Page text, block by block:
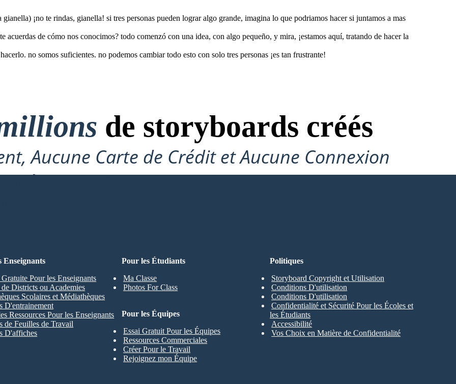
¡no te rindas, gianella! si tres personas pueden lograr algo grande, imagina lo que podriamos hacer si juntamos a mas
acuerdas de cómo nos conocimos? todo comenzó con una idea, con algo pequeño, y mira, ¡estamos aquí, tratando de hacer la
no somos suficientes. no podemos cambiar todo esto con solo tres personas ¡es tan frustrante!
de storyboards créés
Aucune Carte de Crédit et Aucune Connexion
Nécessaire Pour Essayer !
Pour les Étudiants
Ma Classe
Photos For Class
Enseignants
Pour les Enseignants
Districts ou Academies
Scolaires et Médiathèques
D'entrainement
Ressources Pour les Enseignants
de Feuilles de Travail
D'affiches
Pour les Équipes
Essai Gratuit Pour les Équipes
Ressources Commerciales
Créer Pour le Travail
Rejoignez mon Équipe
Politiques
Storyboard Copyright et Utilisation
Conditions D'utilisation
Conditions D'utilisation
Confidentialité et Sécurité Pour les Écoles et
les Étudiants
Accessibilité
Vos Choix en Matière de Confidentialité